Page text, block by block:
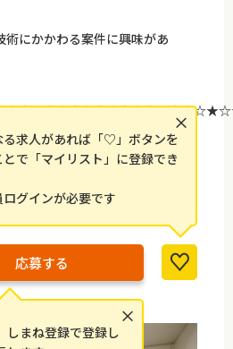
にかかわる案件に興味があ
アーキテクツに話を聞きに来て
オフィスで、首都圏の最先端の
る環境が整っています。
応募する
×
しまね登録で登録し
×
る求人があれば「♡」ボタンを
で「マイリスト」に登録でき
グインが必要です